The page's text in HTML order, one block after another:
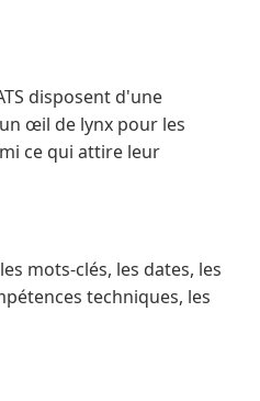
disposent d'une
œil de lynx pour les
ce qui attire leur
mots-clés, les dates, les
techniques, les